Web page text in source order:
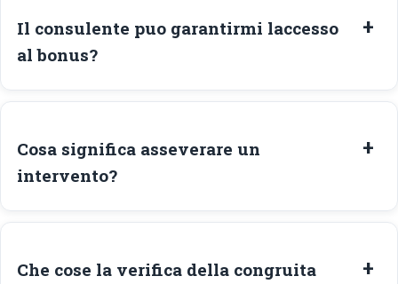
Il consulente puo garantirmi laccesso
al bonus?
Cosa significa asseverare un
intervento?
Che cose la verifica della congruita